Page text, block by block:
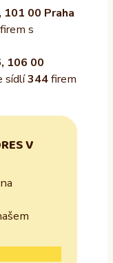
00 Praha
s
106 00
sídlí344firem
V